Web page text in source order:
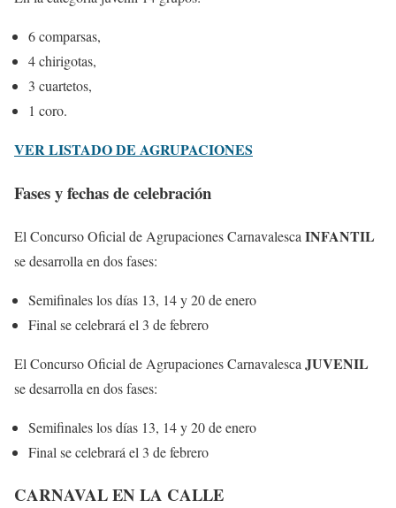
6 comparsas,
4 chirigotas,
3 cuartetos,
1 coro.
VER LISTADO DE AGRUPACIONES
Fases y fechas de celebración
El Concurso Oficial de Agrupaciones Carnavalesca INFANTIL
se desarrolla en dos fases:
Semifinales los días 13, 14 y 20 de enero
Final se celebrará el 3 de febrero
El Concurso Oficial de Agrupaciones Carnavalesca JUVENIL
se desarrolla en dos fases:
Semifinales los días 13, 14 y 20 de enero
Final se celebrará el 3 de febrero
CARNAVAL EN LA CALLE